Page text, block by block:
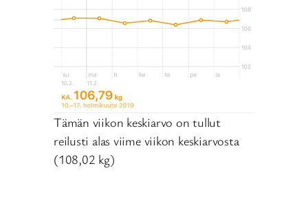
Tämän viikon keskiarvo on tullut
reilusti alas viime viikon keskiarvosta
(108,02 kg)